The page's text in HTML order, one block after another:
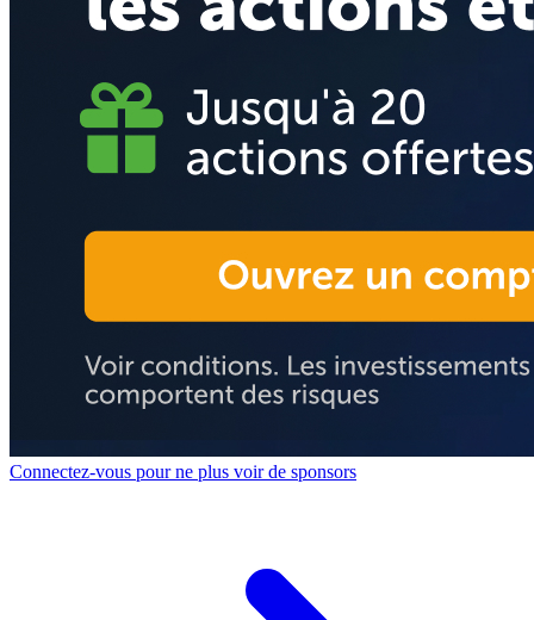
Connectez-vous pour ne plus voir de sponsors